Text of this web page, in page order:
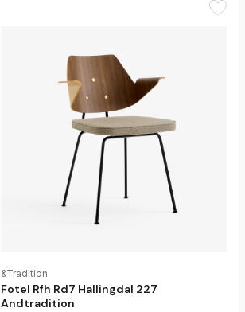
&Tradition
Fotel Rfh Rd7 Hallingdal 227
Andtradition